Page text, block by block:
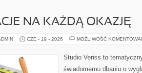
NA KAŻDĄ OKAZJĘ
CZE - 19 - 2026 MOŻLIWOŚĆ
Studio Veriss to
świadomemu dbaniu o